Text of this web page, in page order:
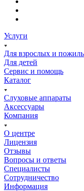
Услуги
Для взрослых и
Для детей
Сервис и помощь
Каталог
Слуховые аппараты
Аксессуары
Компания
О центре
Лицензия
Отзывы
Вопросы и ответы
Специалисты
Сотрудничество
Информация